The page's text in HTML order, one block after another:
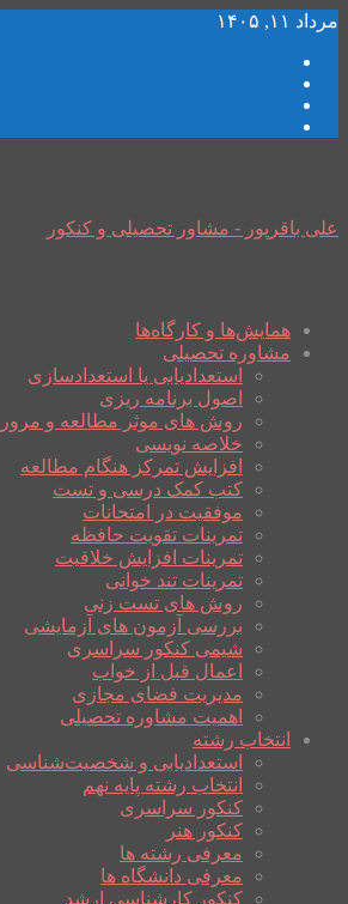
مرداد ۱۱, ۱۴۰۵
علی باقرپور - مشاور تحصیلی و کنکور
همایش‌ها و کارگاه‌ها
مشاوره تحصیلی
استعدادیابی یا استعدادسازی
اصول برنامه ریزی
روش های موثر مطالعه و مرور
خلاصه نویسی
افزایش تمرکز هنگام مطالعه
کتب کمک درسی و تست
موفقیت در امتحانات
تمرینات تقویت حافظه
تمرینات افزایش خلاقیت
تمرینات تند خوانی
روش های تست زنی
بررسی آزمون های آزمایشی
شیمی کنکور سراسری
اعمال قبل از خواب
مدیریت فضای مجازی
اهمیت مشاوره تحصیلی
انتخاب رشته
استعدادیابی و شخصیت‌شناسی
انتخاب رشته پایه نهم
کنکور سراسری
کنکور هنر
معرفی رشته ها
معرفی دانشگاه ها
کنکور کارشناسی ارشد